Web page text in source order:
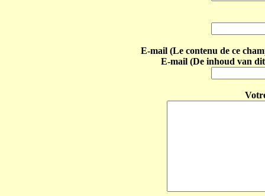
E-mail (Le contenu de ce
E-mail (De inhoud van